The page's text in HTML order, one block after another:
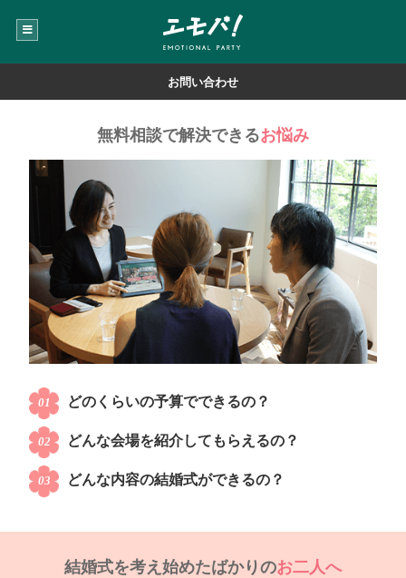
お問い合わせ
無料相談で解決できるお悩み
01 どのくらいの予算でできるの？
02 どんな会場を紹介してもらえるの？
03 どんな内容の結婚式ができるの？
結婚式を考え始めたばかりのお二人へ